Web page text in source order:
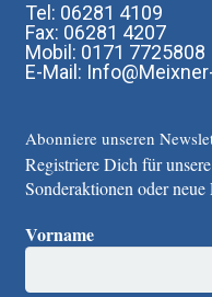
Tel: 06281 4109
Fax: 06281 4207
Mobil: 0171 7725808
E-Mail:
Abonniere unseren
Registriere Dich für
Sonderaktionen oder
Vorname